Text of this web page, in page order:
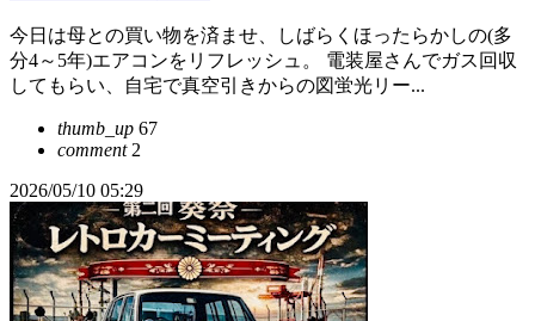
今日は母との買い物を済ませ、しばらくほったらかしの(多
分4～5年)エアコンをリフレッシュ。 電装屋さんでガス回収
してもらい、自宅で真空引きからの図蛍光リー...
thumb_up 67
comment2
2026/05/10 05:29